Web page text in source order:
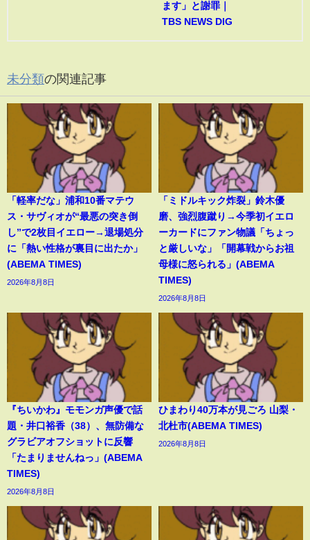
ます」と謝罪｜
TBS NEWS DIG
未分類の関連記事
「軽率だな」浦和10番マテウ
ス・サヴィオが“最悪の突き倒
し”で2枚目イエロー→退場処分
に「熱い性格が裏目に出たか」
(ABEMA TIMES)
2026年8月8日
「ミドルキック炸裂」鈴木優
磨、強烈腹蹴り→今季初イエロ
ーカードにファン物議「ちょっ
と厳しいな」「開幕戦からお祖
母様に怒られる」(ABEMA
TIMES)
2026年8月8日
『ちいかわ』モモンガ声優で話
題・井口裕香（38）、無防備な
グラビアオフショットに反響
「たまりませんねっ」(ABEMA
TIMES)
2026年8月8日
ひまわり40万本が見ごろ 山梨・
北杜市(ABEMA TIMES)
2026年8月8日